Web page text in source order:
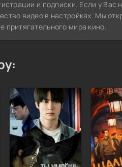
и подписки. Если у Вас
видео в настройках. Мы
притягательного мира кино.